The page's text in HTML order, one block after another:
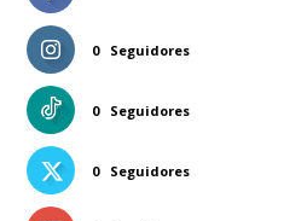
0 Seguidores
0 Seguidores
0 Seguidores